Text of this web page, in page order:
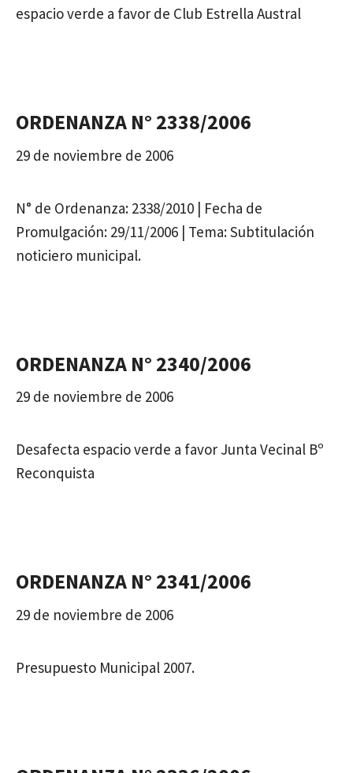
espacio verde a favor de Club Estrella Austral
ORDENANZA N° 2338/2006
29 de noviembre de 2006
N° de Ordenanza: 2338/2010 | Fecha de
Promulgación: 29/11/2006 | Tema: Subtitulación
noticiero municipal.
ORDENANZA N° 2340/2006
29 de noviembre de 2006
Desafecta espacio verde a favor Junta Vecinal Bº
Reconquista
ORDENANZA N° 2341/2006
29 de noviembre de 2006
Presupuesto Municipal 2007.